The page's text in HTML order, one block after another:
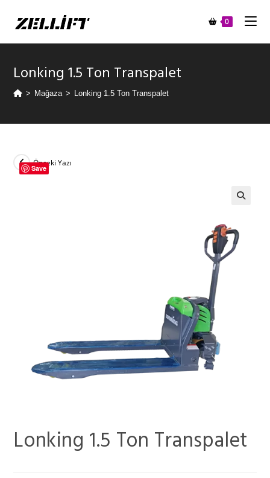
0
Lonking 1.5 Ton Transpalet
> Mağaza > Lonking 1.5 Ton Transpalet
Önceki Yazı
Save
Lonking 1.5 Ton Transpalet